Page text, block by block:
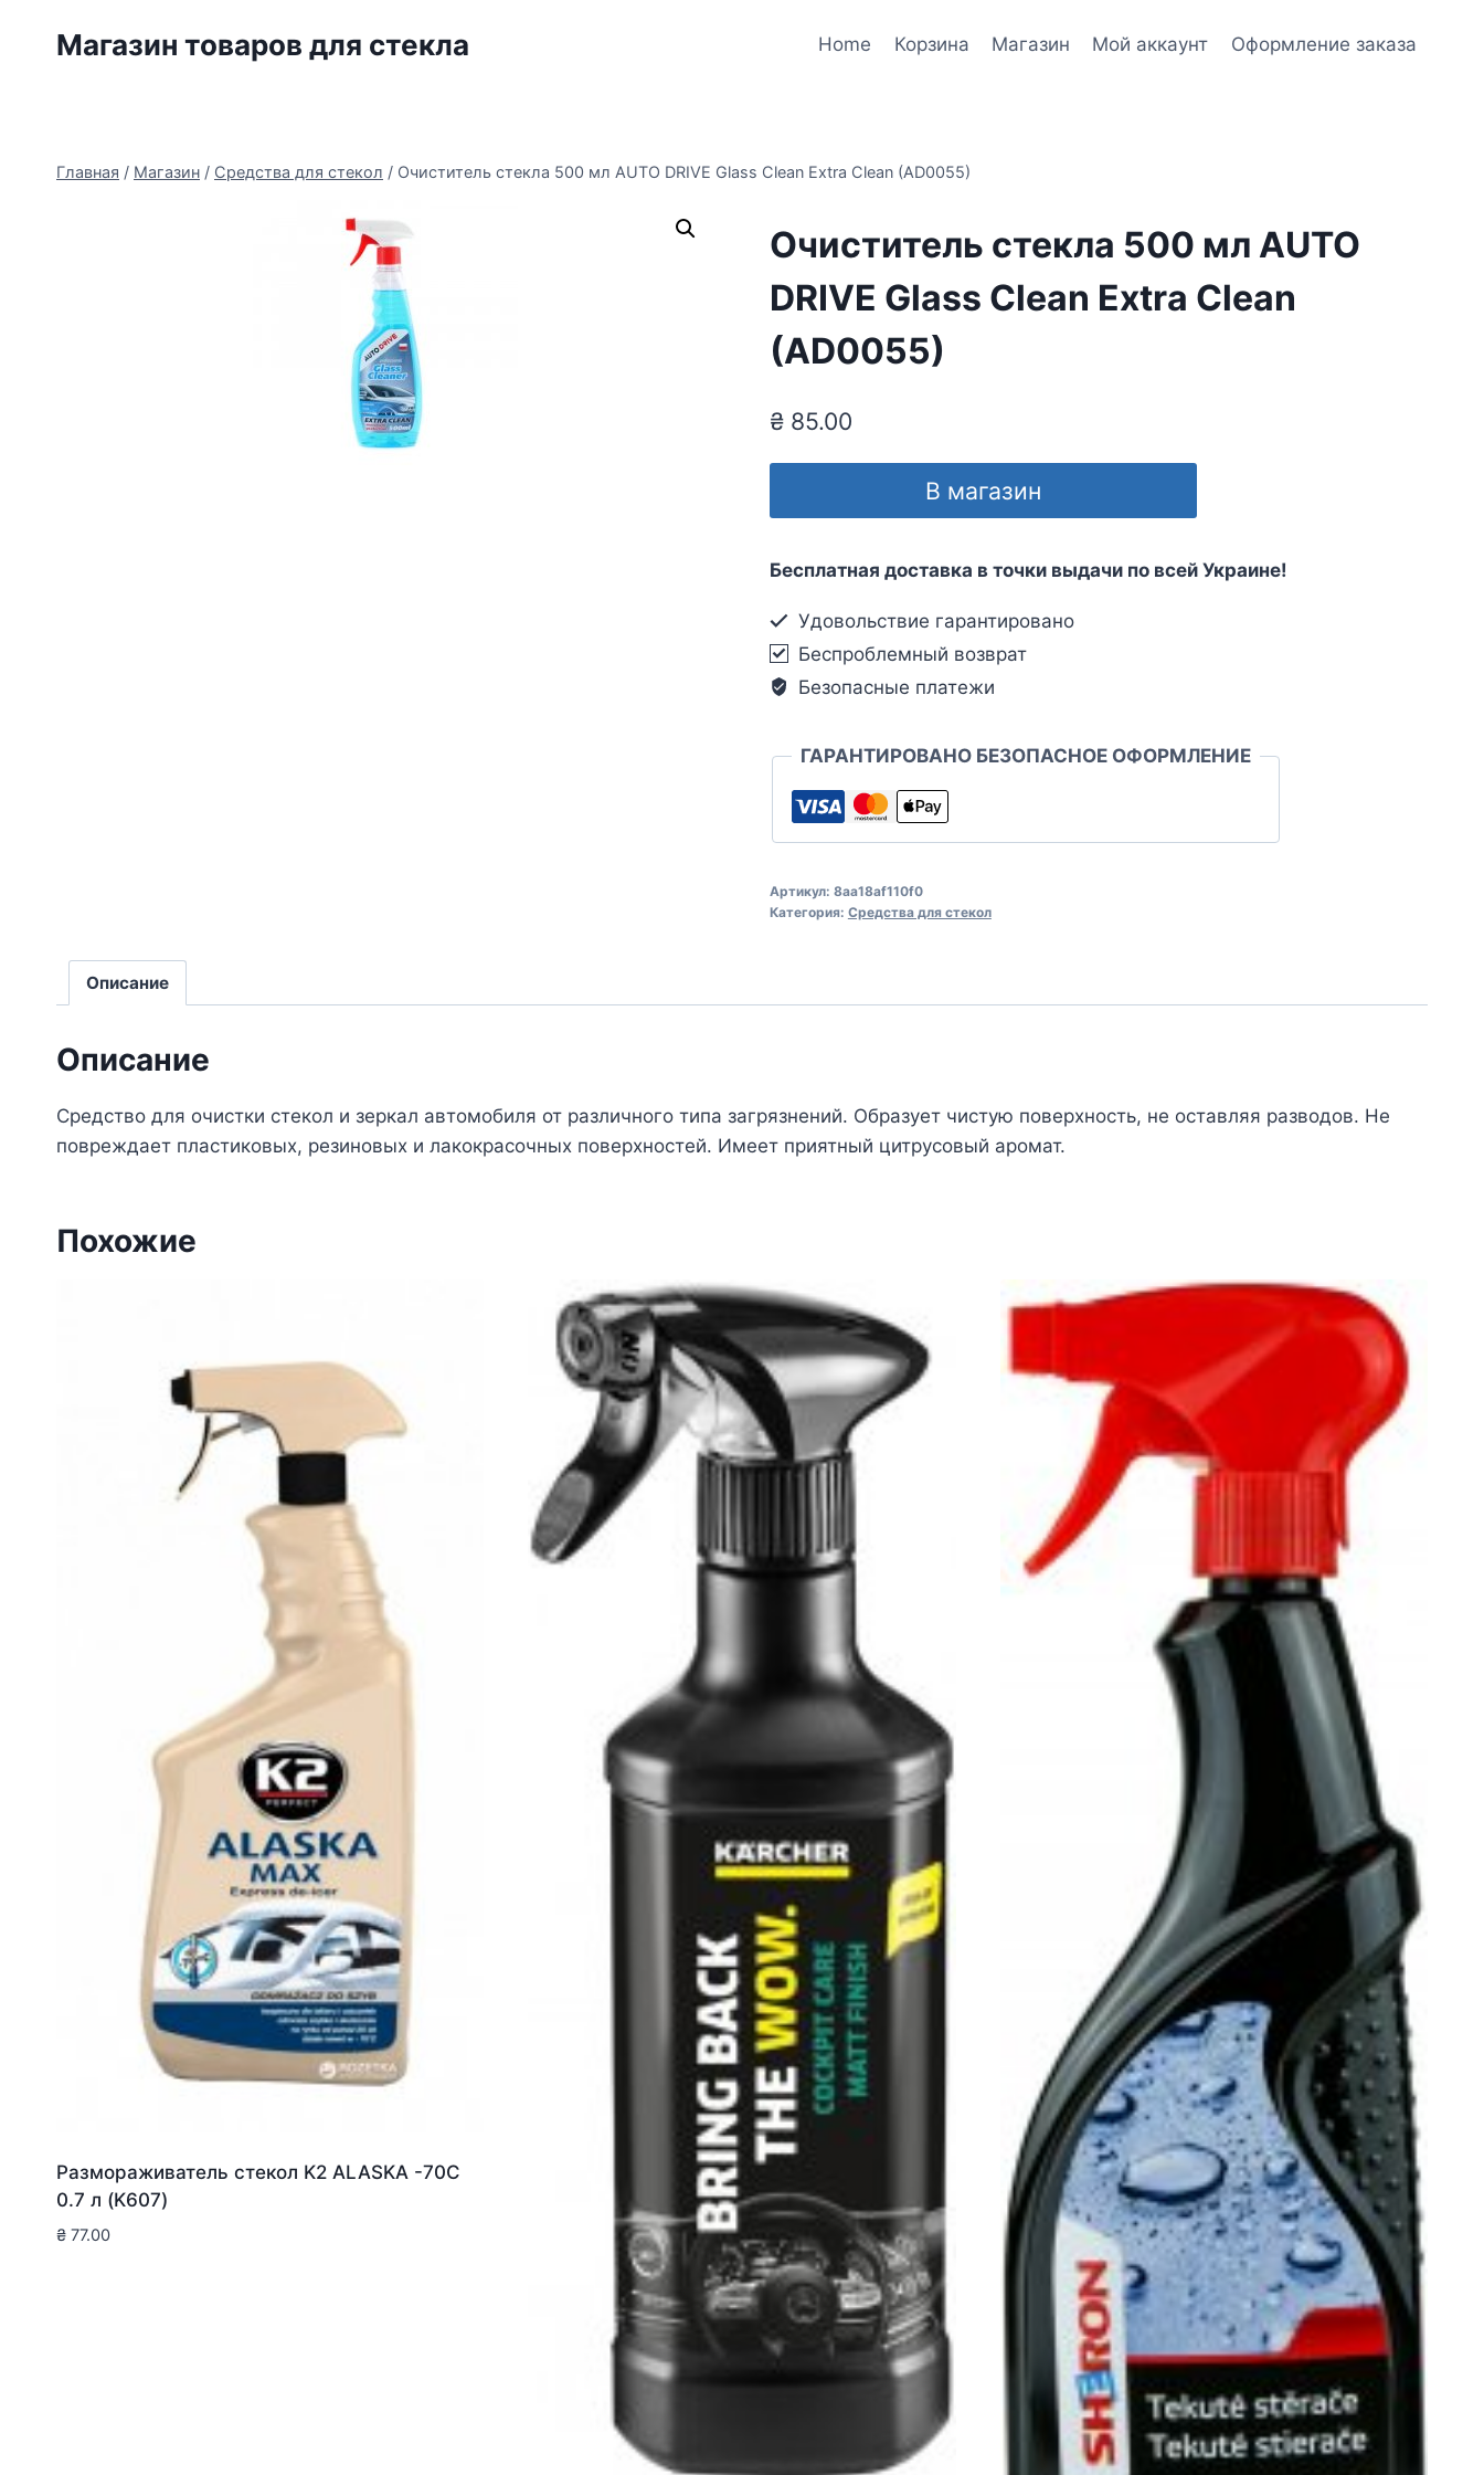
Магазин товаров для стекла Home Корзина Магазин Мой аккаунт Оформление заказа
Главная / Магазин / Средства для стекол / Очиститель стекла 500 мл AUTO DRIVE Glass Clean Extra Clean (AD0055)
Очиститель стекла 500 мл AUTO
DRIVE Glass Clean Extra Clean
(AD0055)
₴85.00
В магазин
Бесплатная доставка в точки выдачи по всей Украине!
Удовольствие гарантировано
Беспроблемный возврат
Безопасные платежи
ГАРАНТИРОВАНО БЕЗОПАСНОЕ ОФОРМЛЕНИЕ
Артикул: 8aa18af110f0
Категория: Средства для стекол
Описание
Описание
Средство для очистки стекол и зеркал автомобиля от различного типа загрязнений. Образует чистую поверхность, не оставляя разводов. Не
повреждает пластиковых, резиновых и лакокрасочных поверхностей. Имеет приятный цитрусовый аромат.
Похожие
Размораживатель стекол K2 ALASKA -70C
0.7 л (K607)
₴ 77.00